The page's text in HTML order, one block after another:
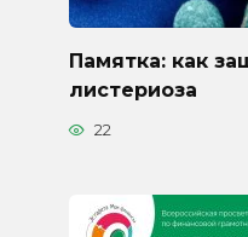
Памятка: как
листериоза
22